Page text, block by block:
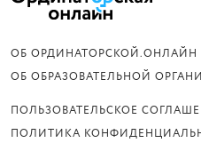
ОБ ОРДИНАТОРСКОЙ.ОНЛАЙН
ОБ ОБРАЗОВАТЕЛЬНОЙ
ПОЛЬЗОВАТЕЛЬСКОЕ
ПОЛИТИКА